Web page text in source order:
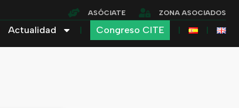
ASÓCIATE ZONA ASOCIADOS
Actualidad Congreso CITE